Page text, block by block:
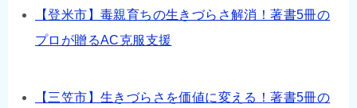
【登米市】毒親育ちの生きづらさ解消！著書5冊の
プロが贈るAC克服支援
【三笠市】生きづらさを価値に変える！著書5冊の